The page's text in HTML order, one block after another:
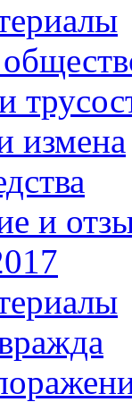
измена
и